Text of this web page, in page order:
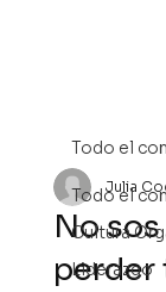
Todo el
Cultura
Liderazgo
Todo el
No
perder
Julia